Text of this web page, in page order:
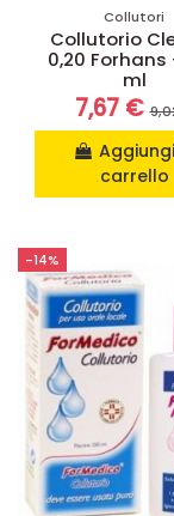
Collutori
Collutorio
0,20 Forhans
ml
7,67 €
carrello
-14%